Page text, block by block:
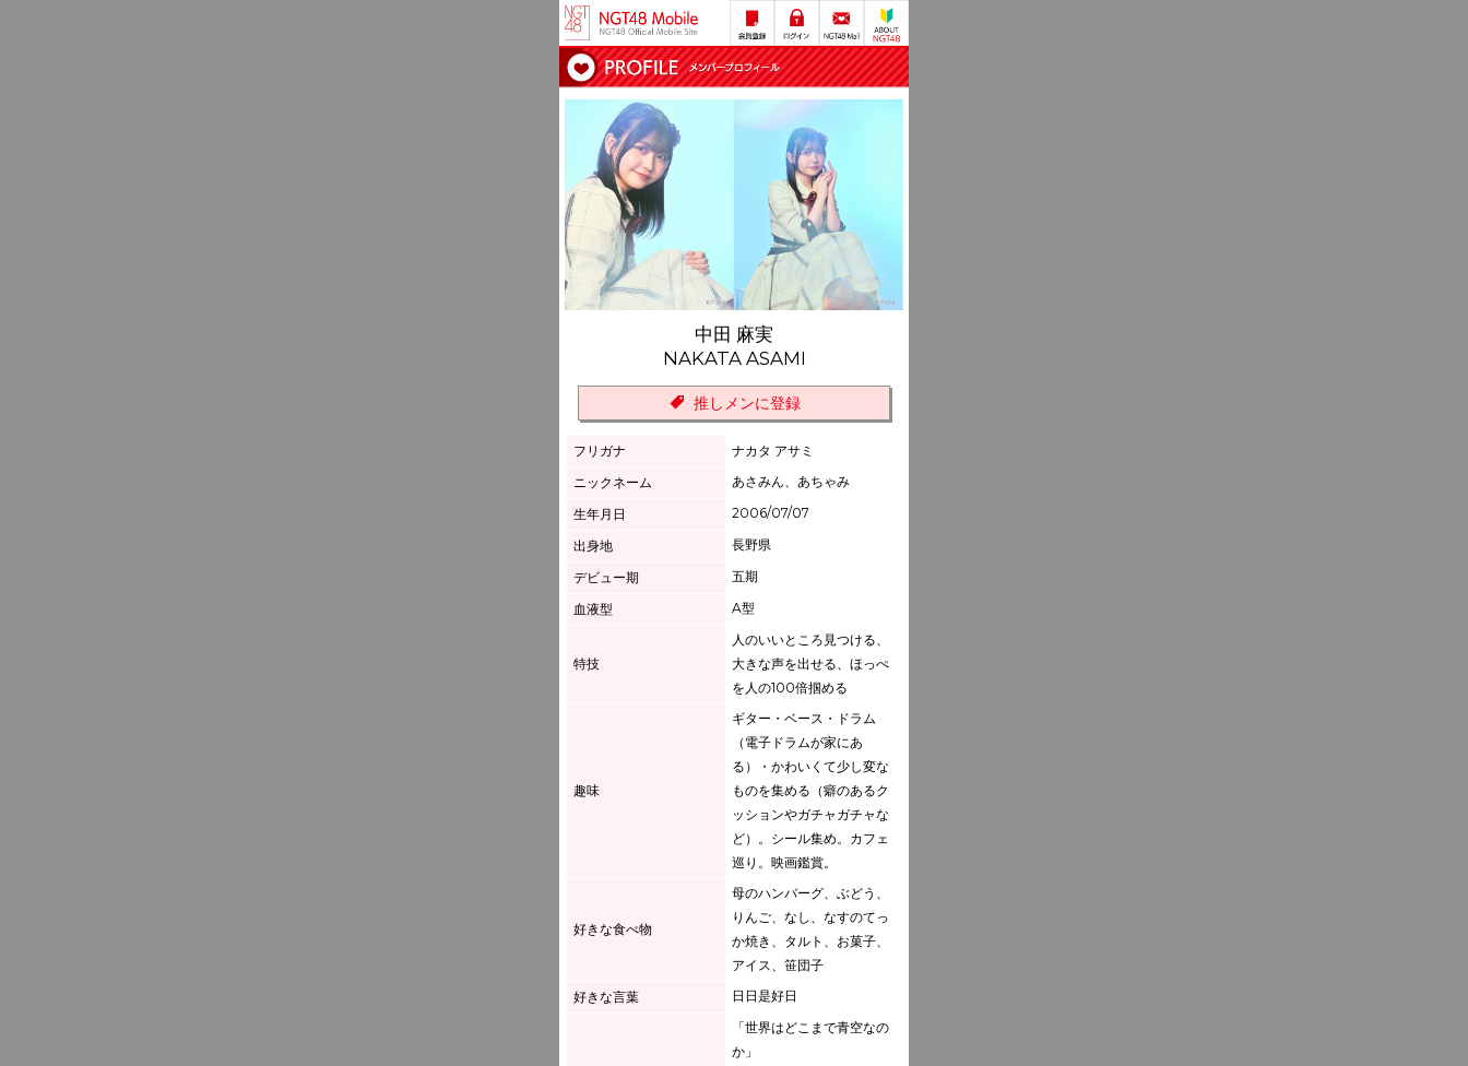
中田 麻実
NAKATA ASAMI
推しメンに登録
フリガナ
ナカタ アサミ
ニックネーム
あさみん、あちゃみ
生年月日
2006/07/07
出身地
長野県
デビュー期
五期
血液型
A型
特技
人のいいところ見つける、
大きな声を出せる、ほっぺ
を人の100倍掴める
趣味
ギター・ベース・ドラム
（電子ドラムが家にあ
る）・かわいくて少し変な
ものを集める（癖のあるク
ッションやガチャガチャな
ど）。シール集め。カフェ
巡り。映画鑑賞。
好きな食べ物
母のハンバーグ、ぶどう、
りんご、なし、なすのてっ
か焼き、タルト、お菓子、
アイス、笹団子
好きな言葉
日日是好日
「世界はどこまで青空なの
か」